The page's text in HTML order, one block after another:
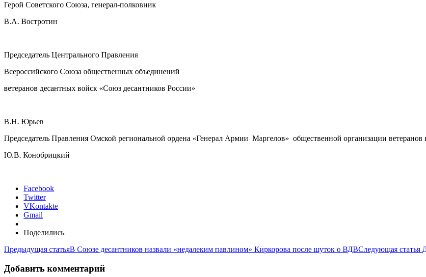
Герой Советского Союза, генерал-полковник
В.А. Востротин
Председатель Центрального Правления
Всероссийского Союза общественных объединений
ветеранов десантных войск «Союз десантников России»
В.Н. Юрьев
Председатель Правления Омской региональной ордена «Генерал Армии Маргелов» общественной организации
Ю.В. Конобрицкий
Facebook
Twitter
VKontakte
Gmail
Поделились
Предыдущая статьяВ Союзе десантников назвали «недалеким павлином» Киркорова после шуток о ВДВСледующая статья
Добавить комментарий